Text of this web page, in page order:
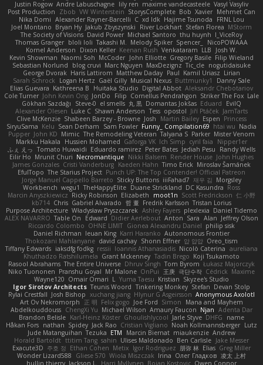
Justin Rogow Andre Labuschagne lily ren maxime vandecasteele Vasyl Vasyliv
Post Production
Zbob VW Winterstein StorysComplete Bob Xavier Mehmet Can
Nika Domi Alexander Rayner-Barcelli C xd Idk Hajime Tsunoda
FRNL Lou
Joel Montano Bryan Hy Jakub Zbyszynski River Lockhart Stefan Florea MStorm
The Society of Visions David Power Michael Santoro thu huynh I_ViceRoy
Thomas Granger bloli loli Takashi M. Melody Spiker Spencer_
NicoPOWAAA
Kornel Anderson
Dixon Keller Keenan Rush Venkataram LLB
Josh W.
Kevin Showman Naomi Soh McCoder John Elliotte Gregory Basile Filip Wieland
Sebastian Norlund
blog cruvi Marc Nguyen MaxDezignz Tic_cle nogutidaisuke
George Dvorak Haris Lattirom Matthew Daday Paul Kamil Uriasz Lirian
Sarah Schrock
Logan Hertz Gaël Gilly Musical Nexus Buttmunky1
Danny Sale
Elias Guevara Kathreena B Huitaka Studio Digital Abbot Aleksandr Chebotariov
Cole Turner John Kevin Ong JonDo Filip Cornellus Pendrahgon Striker The Fox Lale
Gökhan Sazdağı
Steve-0 el smells 丸 黒 Domantas Jokšas Eduard
EvilQ
Alexander Olesen Luke C Shawn Anderson Tess opostol Jiří Ptáček JamTarts
Clive McKenzie Shabeen Barzey - Browne Josh Martin Bailey Espen Princess
SiryuSama Kelu Sean Derham Sam Fowler Funny_ Compilation69 htai wu Nadia
Pupper John KD Mimic The Remodeling Veteran Talyana S Parker Mister Venom
Markku Hakala
Hussien Mohamed Gaforga VK Ich Simp cyril faia
Nipper1er
ふぇ えっ Tomato Huwaidi Eduardo ramirez Peter Bates Jediah Pesu
Randy Wells
Eilir Ho Mrunit Churi Necromantique Nikki Balsem Render House John Hughes
James Gonzales Cristi Vanderburg Kaeden Hahn Timo Erick Miroslav Šamánek
EfulTopo The Starius Project Punch UP: The Top Contender! Official Patreon
Jorge Manuel Cappello Barreto Sticky Buttons iiiFahad7 재우 김 Morgsley
Workbench wegu1 TheHappyElite Duane Strickland DC Kasundra Ross
Marcin Anyszkiewicz Ricky Robinson Elizabeth moot1n Scott Fredrickson 仁 小野
kb714 Chris Gabriel Alvarado 哲 董 Fredrik Karlsson Tristan Lorius
Purpose Architecture Władysław Pryszczarek Ashley Fayers plexlexia Daniel Tidemo
ALEX NAVARRO Table On Edward Didier Aerlebout Anton Sara Alan Jeffrey Olson
Riccardo Colombo OHNE LIMIT Gionea Alexandru Daniel philip sisk
Daniel Richman Ieuan King Karri Haranko Autonomous Frontier
Thokozani Mahlanyane david cachay Shonn Effner 얍 얍얍 Oreo_tism
Tiffany Edwards iaksdfg fodkg ressii Ioannis Athanasiadis Nicolò Caterina aureliana
Khuthadzo Ratshilumela Grant Mckenney Tadin Brego Koji Tsukamoto
Rasool Abrahams The Entire Universe Dhruv Singh Tom Byrom Łukasz Majorczyk
Niko Tuononen Pranshu Goyal Mr Malone OnPui 王庚 극단수작 Cédrick Maxime
Wayne120 Omair Omari L Yuma Taesu Kristian Skyzee's Studio
Igor Sirotov Architects Teunis Woord Tinkering Monkey Stefan Devan Stolp
Rylai Crestfall Josh Bishop xuchang jiang Hlynur G Asgeirsson Anonymous Axolotl
Art Ov Nekromorph
正 明 Felix gogo Joe Ford Simon
Mana and Mayhem
Abdelkouddouss ChengXi Yu Michael Wilson Amaury Faucon Njan Adenta Dar
Brandon Belisle Karl-Heinz Köster Ghoulishlycool Jarle Styve DHFG
name
Håkan Fors nathan Spidey Jack Rao Cristian Vigliano Noah Kollmannsberger Lutz
Jude Matanguihan Tezuka ETM Marcin Biernat miaukenzie Andrew
Horald Bartoldt ttitim Tang sahin Ulises Maldonado Ben Carlisle Jake Messer
Exacute3D 주호 정 Ethan Cohen Metix Igor Rodriguez 朋弥 林 Elias Greg Miller
Wonder Lizard588
Gliese 570 Wiola Miszczak Irina Олег Гладков 凌太 上村
hullin thierry Jackson L. Harri Myllynen Bojan Kostovic Owen Connor